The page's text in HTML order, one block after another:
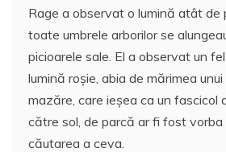
e
b
o
o
k
er l
s
A
p
p
e
st
Rage a observat o lumină atât de
toate umbrele arborilor se
picioarele sale. El a observat un
lumină roşie, abia de mărimea
mazăre, care ieşea ca un fascicol
către sol, de parcă ar fi fost vorba
căutarea a ceva.